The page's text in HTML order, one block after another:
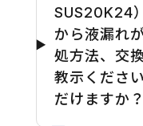
SUS20K24
から液漏れ
処方法、交
教示くださ
だけますか？